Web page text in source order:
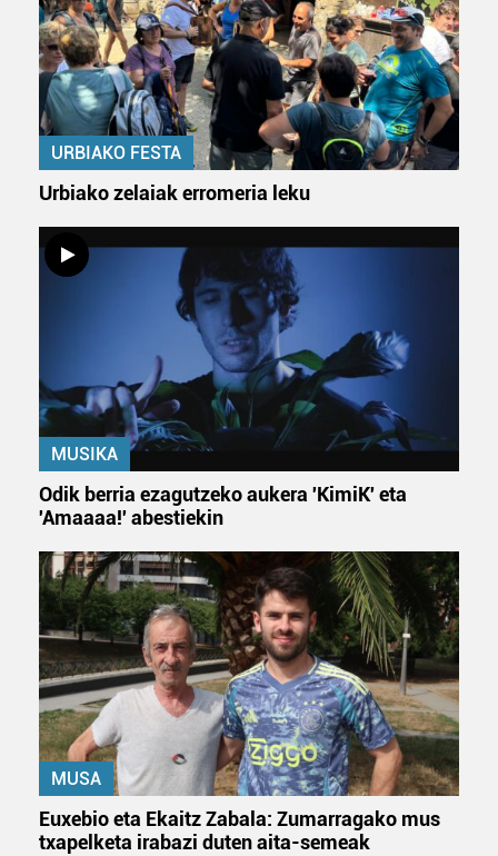
URBIAKO FESTA
Urbiako zelaiak erromeria leku
MUSIKA
Odik berria ezagutzeko aukera 'KimiK' eta
'Amaaaa!' abestiekin
MUSA
Euxebio eta Ekaitz Zabala: Zumarragako mus
txapelketa irabazi duten aita-semeak